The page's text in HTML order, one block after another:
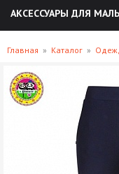
АКСЕССУАРЫ ДЛЯ
Главная » Каталог »